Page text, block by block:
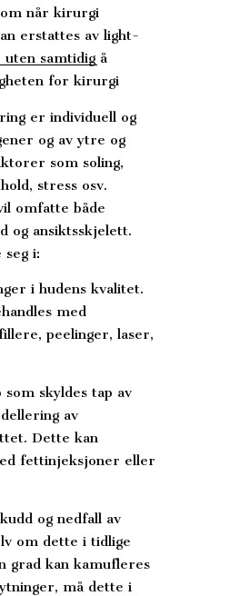
når kirurgi
erstattes av light-
uten samtidig å
for kirurgi
er individuell og
og av ytre og
som soling,
stress osv.
omfatte både
og ansiktsskjelett.
seg i:
i hudens kvalitet.
med
peelinger, laser,
skyldes tap av
av
Dette kan
fettinjeksjoner eller
og nedfall av
om dette i tidlige
grad kan kamufleres
må dette i